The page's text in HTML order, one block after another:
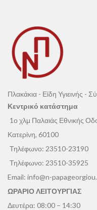
Πλακάκια - Είδη Υγιεινής -
Κεντρικό κατάστημα
1ο χλμ Παλαιάς Εθνικής
Κατερίνη, 60100
Τηλέφωνο: 23510-23190
Τηλέφωνο: 23510-35925
Email: info@n-
ΩΡΑΡΙΟ ΛΕΙΤΟΥΡΓΙΑΣ
Δευτέρα: 08:00 – 14:30